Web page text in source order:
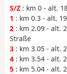
S/Z : km 0 - alt.
1 : km 0.3 - alt.
2 : km 2.09 - alt.
Straße
3 : km 3.05 - alt.
4 : km 3.54 - alt.
5 : km 5.04 - alt.